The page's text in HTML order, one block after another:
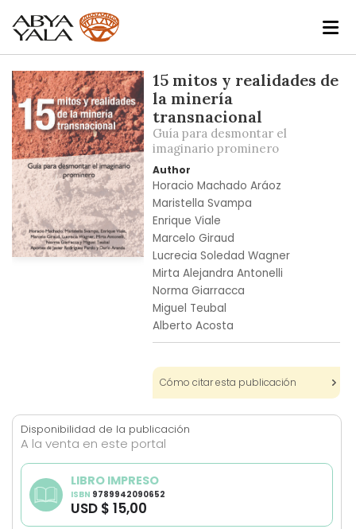
Skip
to
the
end
of
the
images
gallery
15 mitos y realidades de
la minería
transnacional
Guía para desmontar el
imaginario prominero
Author
Horacio Machado Aráoz
Maristella Svampa
Enrique Viale
Marcelo Giraud
Lucrecia Soledad Wagner
Mirta Alejandra Antonelli
Norma Giarracca
Miguel Teubal
Alberto Acosta
Cómo citar esta publicación
Disponibilidad de la publicación
A la venta en este portal
LIBRO IMPRESO
ISBN 9789942090652
USD $ 15,00